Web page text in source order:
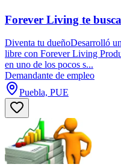
Forever Living te
Diventa tu dueñoDesarrolló
libre con Forever Living
en uno de los pocos s...
Demandante de empleo
Puebla, PUE